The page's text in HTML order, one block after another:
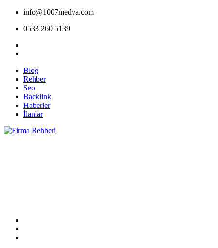
info@1007medya.com
0533 260 5139
Blog
Rehber
Seo
Backlink
Haberler
İlanlar